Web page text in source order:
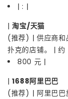
| : |
|淘宝/天猫
(推荐) | 供应商和
扑克的店铺。 |
800 元 |
|1688阿里巴巴
(推荐) | 阿里巴巴